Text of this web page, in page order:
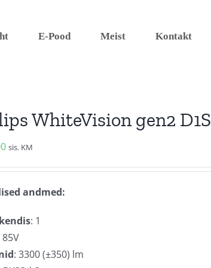
E-Pood Meist Kontakt
WhiteVision gen2 D1S
sis. KM
andmed:
: 1
85V
: 3300 (±350) lm